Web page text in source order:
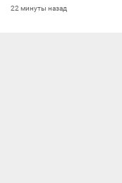
22 минуты назад